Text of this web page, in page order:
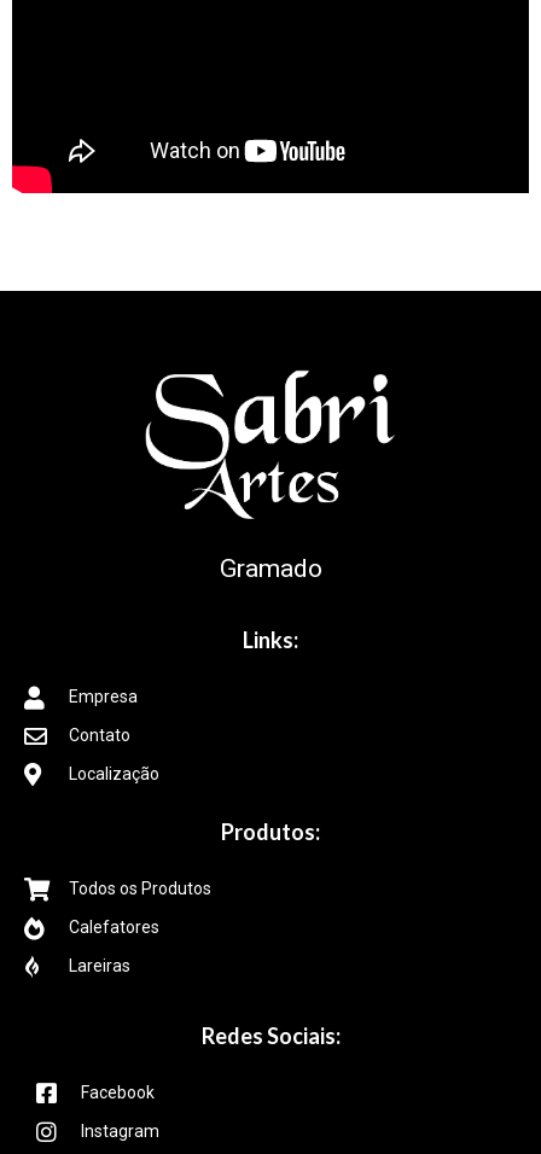
Gramado
Links:
Empresa
Contato
Localização
Produtos:
Todos os Produtos
Calefatores
Lareiras
Redes Sociais:
Facebook
Instagram